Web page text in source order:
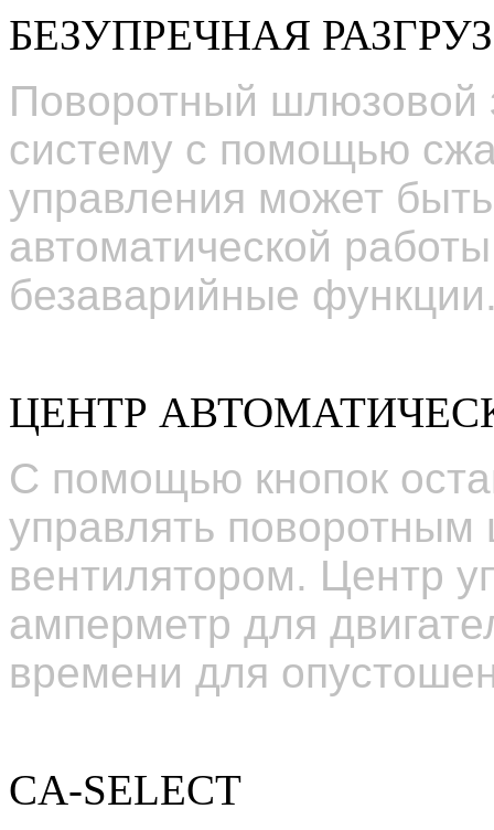
БЕЗУПРЕЧНАЯ
Поворотный шлюзовой
систему с помощью
управления может
автоматической
безаварийные
ЦЕНТР
С помощью кнопок
управлять
вентилятором. Центр
амперметр для
времени для
CA-SELECT